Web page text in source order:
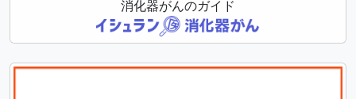
消化器がんのガイド